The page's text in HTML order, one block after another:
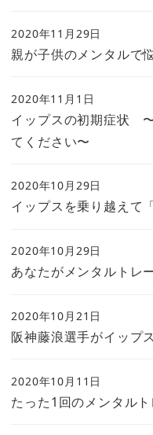
親が子供のメンタルで
2020年11月29日
イップスの初期症状
てください〜
2020年11月1日
イップスを乗り越えて
2020年10月29日
あなたがメンタルトレ
2020年10月29日
阪神藤浪選手がイップ
2020年10月21日
たった1回のメンタル
2020年10月11日